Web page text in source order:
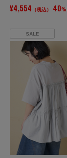
¥4,554 （税込） 40%
SALE